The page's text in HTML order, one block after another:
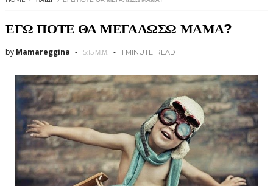
ΕΓΩ ΠΟΤΕ ΘΑ ΜΕΓΑΛΩΣΩ ΜΑΜΑ?
by Mamareggina 5:15 Μ.Μ. 1 MINUTE READ